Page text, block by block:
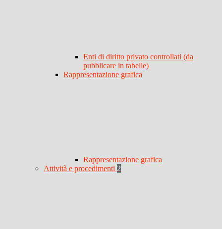
Enti di diritto privato controllati (da
pubblicare in tabelle)
Rappresentazione grafica
Rappresentazione grafica
Attività e procedimenti 2